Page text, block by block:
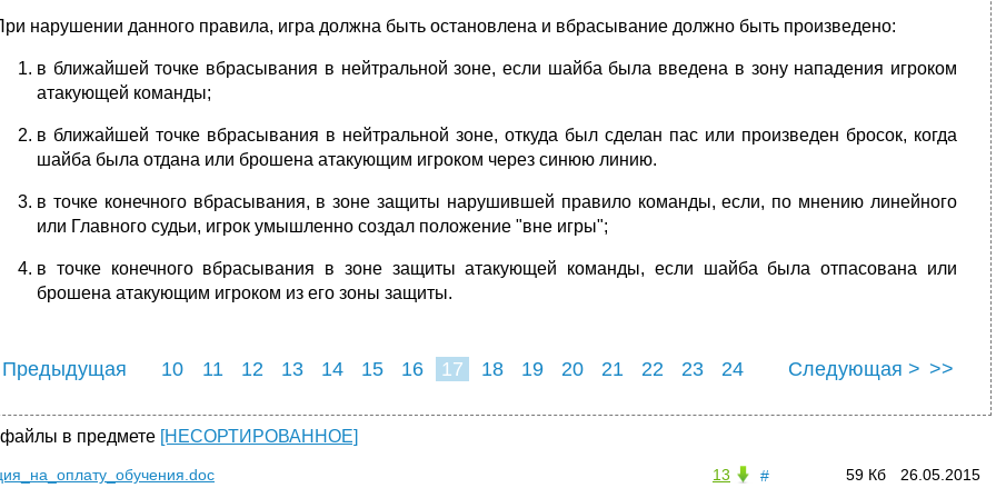
нарушении данного правила, игра должна быть остановлена и вбрасывание должно быть произведено:
в ближайшей точке вбрасывания в нейтральной зоне, если шайба была введена в зону нападения игроком
атакующей команды;
в ближайшей точке вбрасывания в нейтральной зоне, откуда был сделан пас или произведен бросок, когда
шайба была отдана или брошена атакующим игроком через синюю линию.
в точке конечного вбрасывания, в зоне защиты нарушившей правило команды, если, по мнению линейного
или Главного судьи, игрок умышленно создал положение "вне игры";
в точке конечного вбрасывания в зоне защиты атакующей команды, если шайба была отпасована или
брошена атакующим игроком из его зоны защиты.
10 11 12 13 14 15 16 17 18 19 20 21 22 23
24
Следующая > >>
в предмете [НЕСОРТИРОВАННОЕ]
# 26.05.2015
59 Кб
13